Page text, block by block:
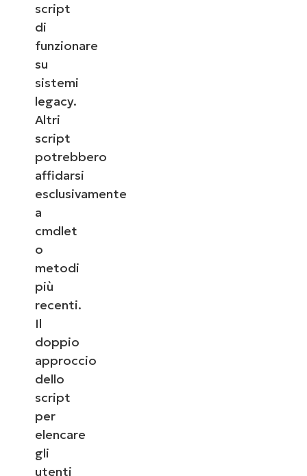
script
di
funzionare
su
sistemi
legacy.
Altri
script
potrebbero
affidarsi
esclusivamente
a
cmdlet
o
metodi
più
recenti.
Il
doppio
approccio
dello
script
per
elencare
gli
utenti